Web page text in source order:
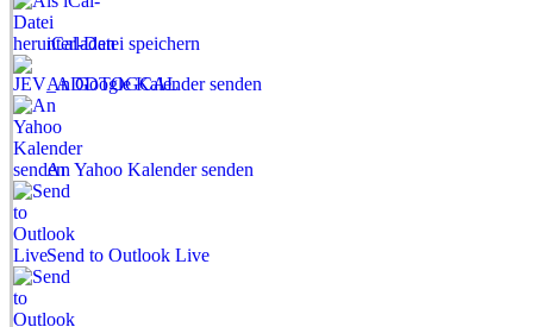
iCal-Datei speichern
An Google Kalender senden
An Yahoo Kalender senden
Send to Outlook Live